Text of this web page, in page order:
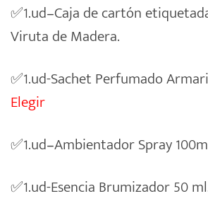
✅1.ud–Caja de cartón
Viruta de Madera.
✅1.ud-Sachet Perfumado
Elegir
✅1.ud–Ambientador Spray
✅1.ud-Esencia Brumizador 50